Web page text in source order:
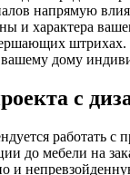
напрямую
и характера
дому
с
до мебели на
и